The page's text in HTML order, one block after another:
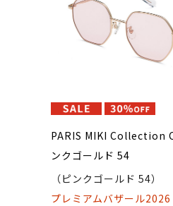
PARIS MIKI Collection
ンクゴールド 54
（ピンクゴールド 54）
プレミアムバザール2026